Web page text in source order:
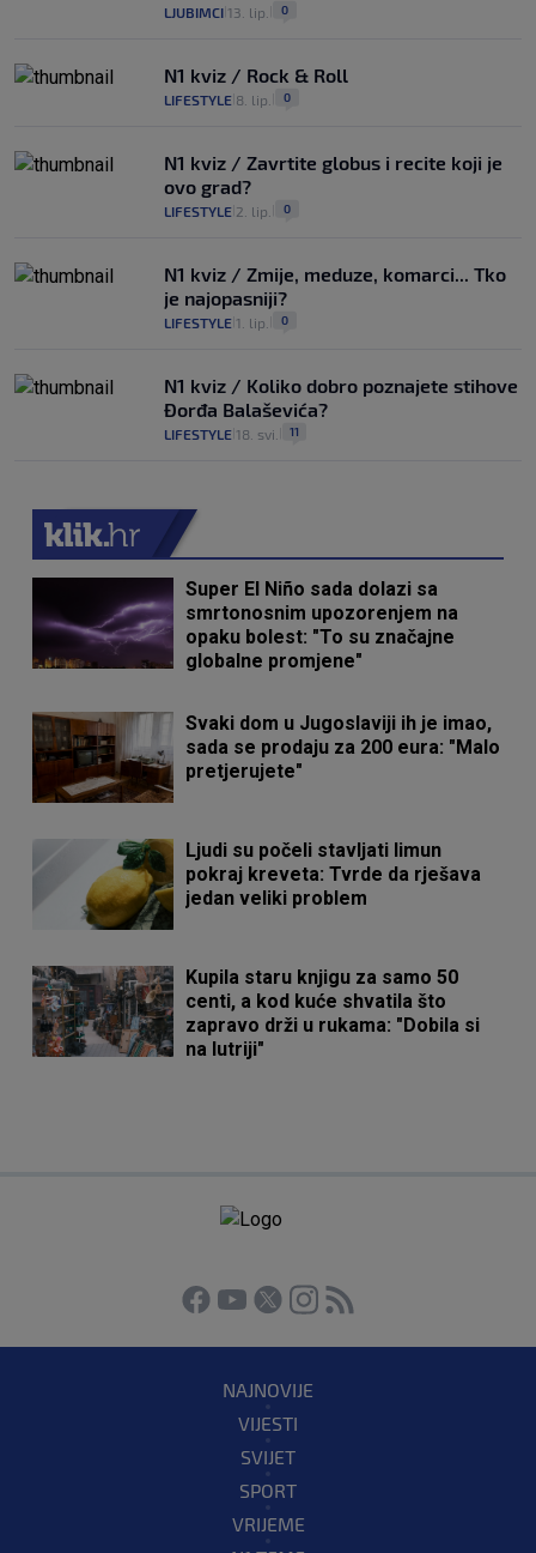
LJUBIMCI 13. lip. 0
N1 kviz / Rock & Roll
LIFESTYLE 8. lip. 0
N1 kviz / Zavrtite globus i recite koji je
ovo grad?
LIFESTYLE 2. lip. 0
N1 kviz / Zmije, meduze, komarci... Tko
je najopasniji?
LIFESTYLE 1. lip. 0
N1 kviz / Koliko dobro poznajete stihove
Đorđa Balaševića?
LIFESTYLE 18. svi. 11
Super El Niño sada dolazi sa
smrtonosnim upozorenjem na
opaku bolest: "To su značajne
globalne promjene"
Svaki dom u Jugoslaviji ih je imao,
sada se prodaju za 200 eura: "Malo
pretjerujete"
Ljudi su počeli stavljati limun
pokraj kreveta: Tvrde da rješava
jedan veliki problem
Kupila staru knjigu za samo 50
centi, a kod kuće shvatila što
zapravo drži u rukama: "Dobila si
na lutriji"
NAJNOVIJE
VIJESTI
SVIJET
SPORT
VRIJEME